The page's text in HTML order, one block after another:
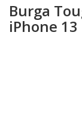
Burga
iPhone